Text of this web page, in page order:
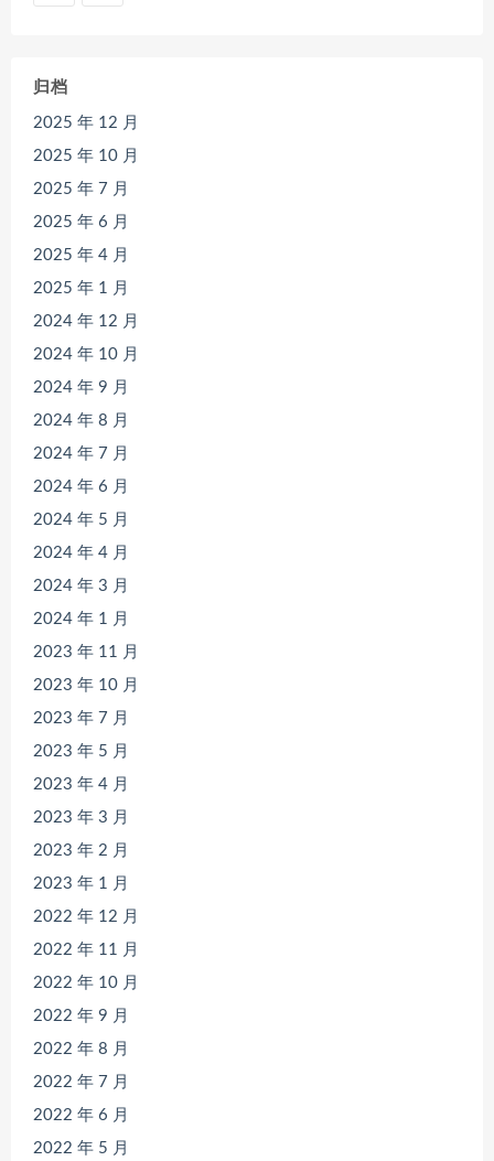
归档
2025 年 12 月
2025 年 10 月
2025 年 7 月
2025 年 6 月
2025 年 4 月
2025 年 1 月
2024 年 12 月
2024 年 10 月
2024 年 9 月
2024 年 8 月
2024 年 7 月
2024 年 6 月
2024 年 5 月
2024 年 4 月
2024 年 3 月
2024 年 1 月
2023 年 11 月
2023 年 10 月
2023 年 7 月
2023 年 5 月
2023 年 4 月
2023 年 3 月
2023 年 2 月
2023 年 1 月
2022 年 12 月
2022 年 11 月
2022 年 10 月
2022 年 9 月
2022 年 8 月
2022 年 7 月
2022 年 6 月
2022 年 5 月